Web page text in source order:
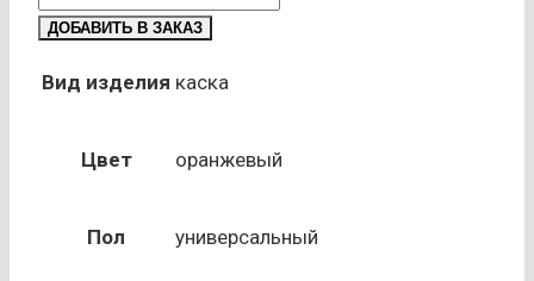
товара
защитная
ДОБАВИТЬ В ЗАКАЗ
Вид изделия каска
Цвет оранжевый
Пол универсальный